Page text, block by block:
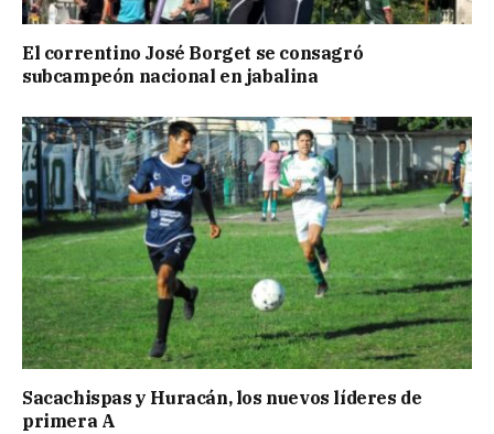
El correntino José Borget se consagró
subcampeón nacional en jabalina
Sacachispas y Huracán, los nuevos líderes de
primera A